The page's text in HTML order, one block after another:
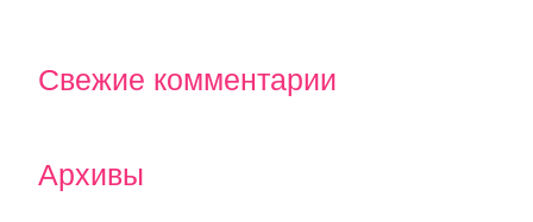
Свежие комментарии
Архивы